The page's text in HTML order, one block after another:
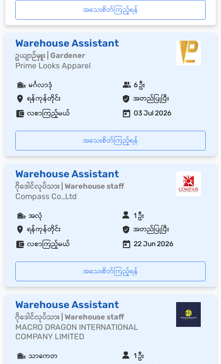
အသေးစိတ်ကြည့်ရန်
Warehouse Assistant
ဥယျာဉ်မှူး | Gardener
Prime Looks Apparel
ရန်ကုန်တိုင်း အတည်ပြုပြီး
မင်္ဂလာဒုံ 6 ဦး
လစာကြည့်မယ် 03 Jul 2026
အသေးစိတ်ကြည့်ရန်
Warehouse Assistant
ဂိုဒေါင်လုပ်သား | Warehouse staff
Compass Co.,Ltd
ရန်ကုန်တိုင်း အတည်ပြုပြီး
အလုံ 1 ဦး
လစာကြည့်မယ် 22 Jun 2026
အသေးစိတ်ကြည့်ရန်
Warehouse Assistant
ဂိုဒေါင်လုပ်သား | Warehouse staff
MACRO DRAGON INTERNATIONAL
COMPANY LIMITED
သာကေတ 1 ဦး